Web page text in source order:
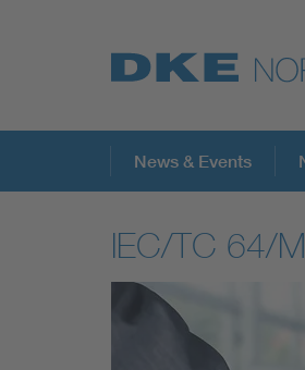
Top-
VDE Fokusthemen
Digital Security
News & Events
IEC/TC 64/